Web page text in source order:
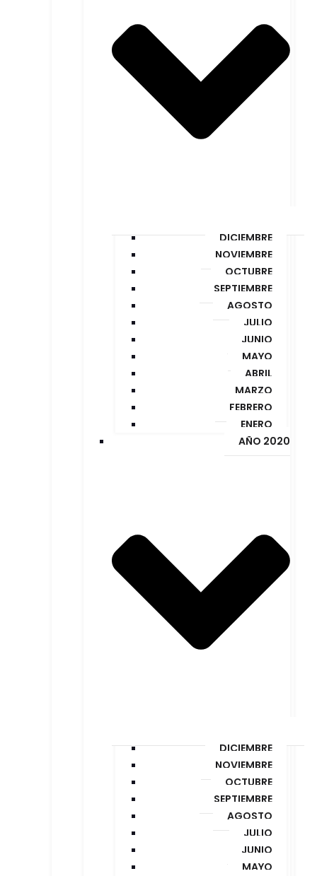
DICIEMBRE
NOVIEMBRE
OCTUBRE
SEPTIEMBRE
AGOSTO
JULIO
JUNIO
MAYO
ABRIL
MARZO
FEBRERO
ENERO
AÑO 2020
DICIEMBRE
NOVIEMBRE
OCTUBRE
SEPTIEMBRE
AGOSTO
JULIO
JUNIO
MAYO